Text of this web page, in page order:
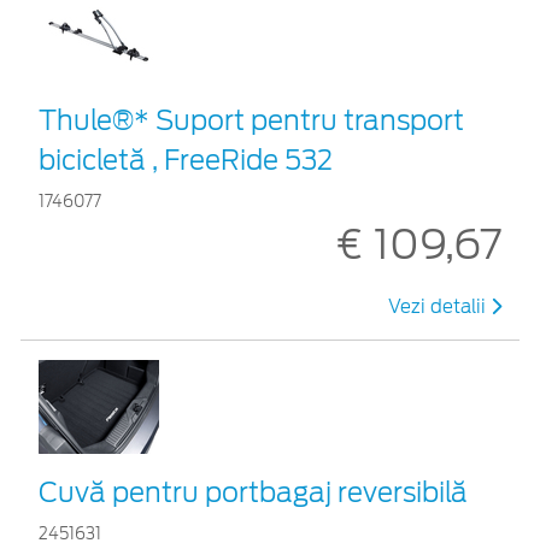
Thule®* Suport pentru transport
bicicletă , FreeRide 532
1746077
€ 109,67
Vezi detalii
Cuvă pentru portbagaj reversibilă
2451631